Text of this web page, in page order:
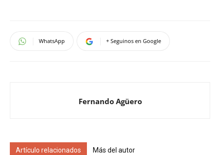
WhatsApp + Seguinos en Google
Fernando Agüero
Artículo relacionados Más del autor